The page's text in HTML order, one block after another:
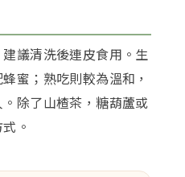
議清洗後連皮食用。生
蜜；熟吃則較為溫和，
除了山楂茶，糖葫蘆或
。